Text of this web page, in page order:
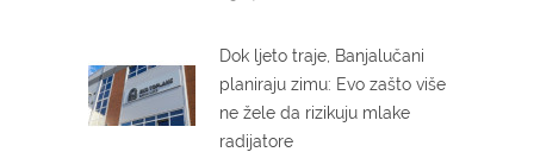
Dok ljeto traje, Banjalučani
planiraju zimu: Evo zašto više
ne žele da rizikuju mlake
radijatore